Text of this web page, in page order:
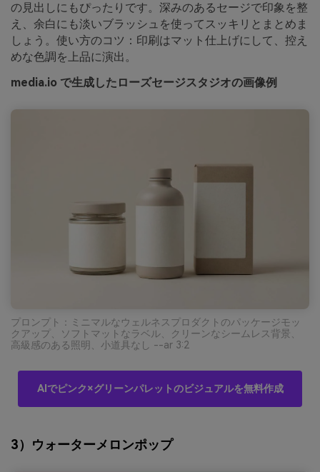
の見出しにもぴったりです。深みのあるセージで印象を整
え、余白にも淡いブラッシュを使ってスッキリとまとめま
しょう。使い方のコツ：印刷はマット仕上げにして、控え
めな色調を上品に演出。
media.io で生成したローズセージスタジオの画像例
プロンプト：ミニマルなウェルネスプロダクトのパッケージモッ
クアップ、ソフトマットなラベル、クリーンなシームレス背景、
高級感のある照明、小道具なし --ar 3:2
AIでピンク×グリーンパレットのビジュアルを無料作成
3）ウォーターメロンポップ